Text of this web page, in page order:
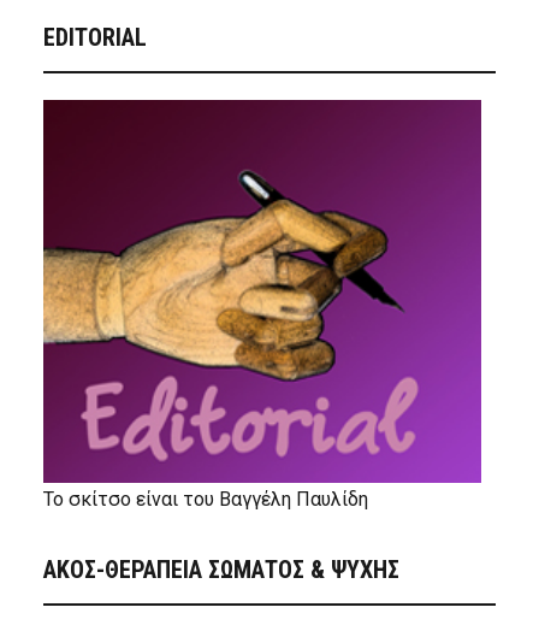
EDITORIAL
Το σκίτσο είναι του Βαγγέλη Παυλίδη
ΑΚΟΣ-ΘΕΡΑΠΕΙΑ ΣΩΜΑΤΟΣ & ΨΥΧΗΣ